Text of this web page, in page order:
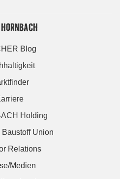
Blog
Holding
Baustoff Union
Relations
Medien